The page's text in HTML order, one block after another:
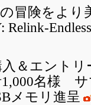
の冒険をよ
Relink-
入＆エント
名様 サ
メモリ進呈